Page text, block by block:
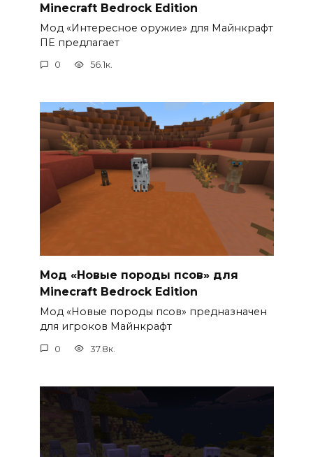
Minecraft Bedrock Edition
Мод «Интересное оружие» для Майнкрафт
ПЕ предлагает
0 56.1к.
Мод «Новые породы псов» для
Minecraft Bedrock Edition
Мод «Новые породы псов» предназначен
для игроков Майнкрафт
0 37.8к.